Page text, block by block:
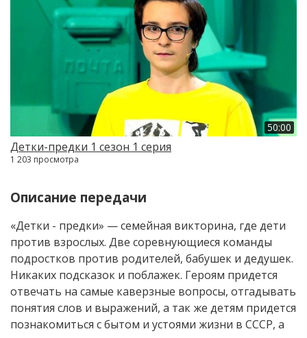
50:00
Детки-предки 1 сезон 1 серия
1 203 просмотра
Описание передачи
«Детки - предки» — семейная викторина, где дети
против взрослых. Две соревнующиеся команды
подростков против родителей, бабушек и дедушек.
Никаких подсказок и поблажек. Героям придется
отвечать на самые каверзные вопросы, отгадывать
понятия слов и выражений, а так же детям придется
познакомиться с бытом и устоями жизни в СССР, а